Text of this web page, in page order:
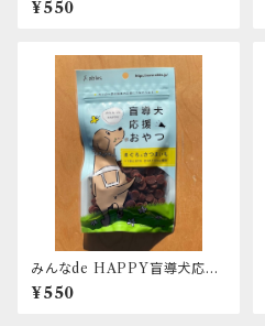
¥550
みんなde HAPPY盲導犬応援
おやつ まぐろとさつまいも
¥550